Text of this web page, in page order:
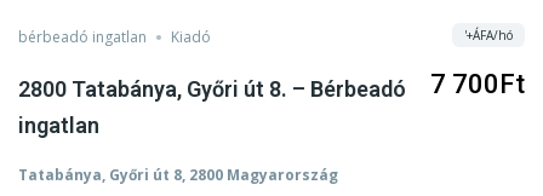
bérbeadó ingatlan Kiadó
2800 Tatabánya, Győri út 8. – Bérbeadó
ingatlan
Tatabánya, Győri út 8, 2800 Magyarország
7 700Ft
'+ÁFA/hó